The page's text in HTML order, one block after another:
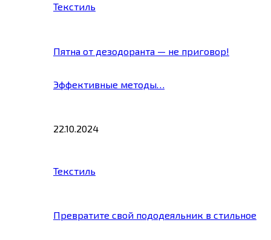
Текстиль
Пятна от дезодоранта — не приговор!
Эффективные методы…
22.10.2024
Текстиль
Превратите свой пододеяльник в стильное